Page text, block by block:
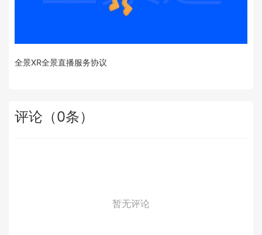
全景XR全景直播服务协议
评论 （0条）
暂无评论